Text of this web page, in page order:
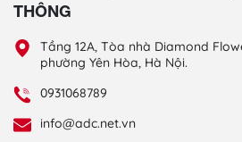
THÔNG
Tầng 12A, Tòa nhà Diamond
phường Yên Hòa, Hà Nội.
0931068789
info@adc.net.vn